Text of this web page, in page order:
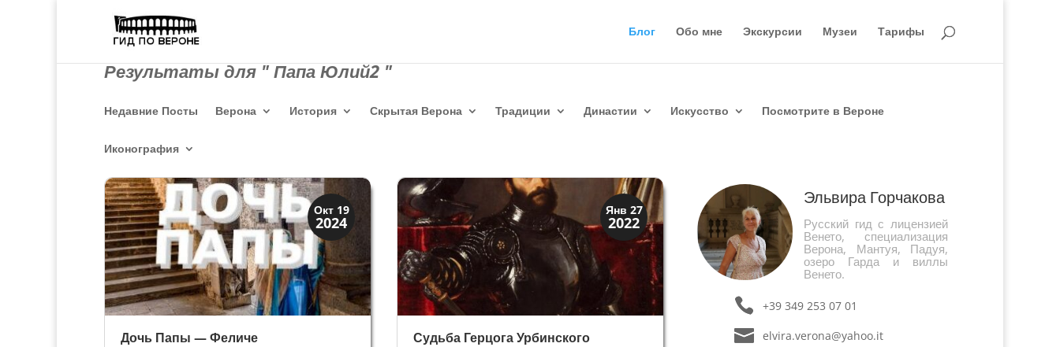
Блог Обо мне Экскурсии Музеи Тарифы
Результаты для " Папа Юлий2 "
Недавние Посты Верона История Скрытая Верона Традиции Династии Искусство Посмотрите в Вероне
Иконография
Окт 19
2024
Династии
Папская область
Дочь Папы — Феличе
Янв 27
2022
Династии
Папская область
Судьба Герцога Урбинского
Эльвира Горчакова
Русский гид с лицензией
Венето, специализация
Верона, Мантуя, Падуя,
озеро Гарда и виллы
Венето.
+39 349 253 07 01
elvira.verona@yahoo.it